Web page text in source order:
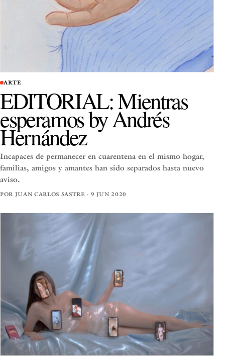
ARTE
EDITORIAL: Mientras
esperamos by Andrés
Hernández
Incapaces de permanecer en cuarentena en el mismo hogar,
familias, amigos y amantes han sido separados hasta nuevo
aviso.
POR JUAN CARLOS SASTRE · 9 JUN 2020